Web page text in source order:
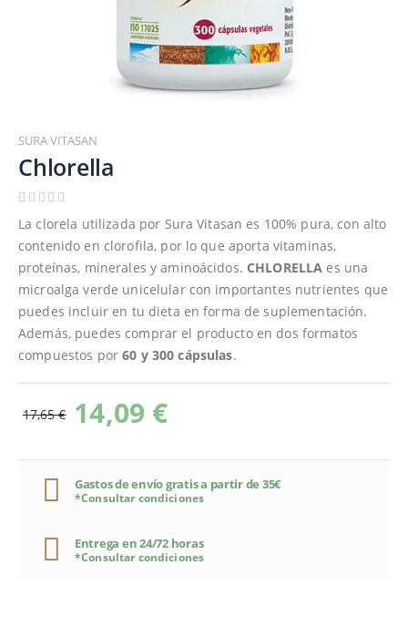
al
comienzo
de
la
galería
imágenes
SURA VITASAN
Chlorella
La clorela utilizada por Sura Vitasan es 100% pura, con alto
contenido en clorofila, por lo que aporta vitaminas,
proteínas, minerales y aminoácidos. CHLORELLA es una
microalga verde unicelular con importantes nutrientes que
puedes incluir en tu dieta en forma de suplementación.
Además, puedes comprar el producto en dos formatos
compuestos por60 y 300 cápsulas.
14,09 €
17,65 €
Gastos de envío gratis a partir de 35€
*Consultar condiciones
Entrega en 24/72 horas
*Consultar condiciones